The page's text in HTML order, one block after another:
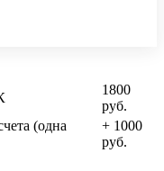
1800
руб.
(одна
+ 1000
руб.